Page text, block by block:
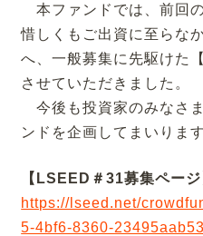
本ファンドでは、前回
惜しくもご出資に至らな
へ、一般募集に先駆けた
させていただきました。
今後も投資家のみなさ
ンドを企画してまいります
【LSEED＃31募集ページ
https://lseed.net/
5-4bf6-8360-